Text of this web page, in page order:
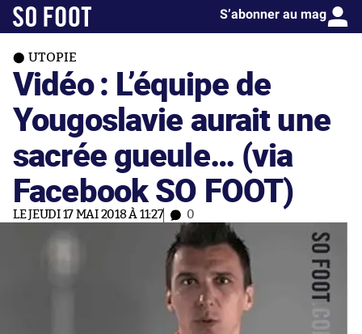
S’abonner au mag
UTOPIE
Vidéo : L’équipe de
Yougoslavie aurait une
sacrée gueule… (via
Facebook SO FOOT)
LE JEUDI 17 MAI 2018 À 11:27 0